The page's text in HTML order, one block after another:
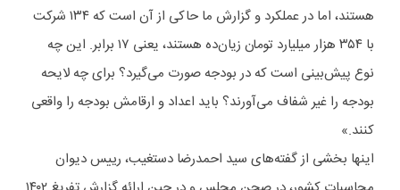
هستند، اما در عملکرد و گزارش ما حاکی از آن است که ۱۳۴ شرکت
با ۳۵۴ هزار میلیارد تومان زیان‌ده هستند، یعنی ۱۷ برابر. این چه
نوع پیش‌بینی است که در بودجه صورت می‌گیرد؟ برای چه لایحه
بودجه را غیر شفاف می‌آورند؟ باید اعداد و ارقامش بودجه را واقعی
کنند.»
اینها بخشی از گفته‌های سید احمدرضا دستغیب، رییس دیوان